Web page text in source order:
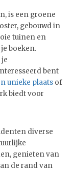
is een groene
gebouwd in
tuinen en
boeken.
bent
unieke plaats of
biedt voor
diverse
genieten van
de rand van